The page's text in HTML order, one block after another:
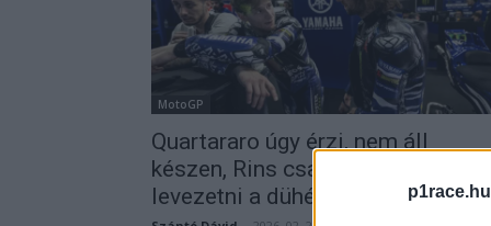
MotoGP
Quartararo úgy érzi, nem áll
készen, Rins csak a gyárban tudja
levezetni a dühét